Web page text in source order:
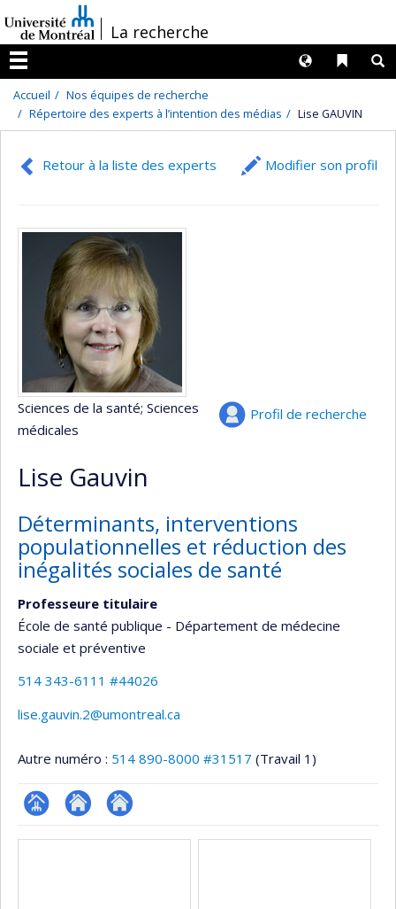
au
contenu
/La recherche
Menu
Liens
Langues
Accueil
Nos équipes de recherche
Répertoire des experts à l’intention des médias
Lise GAUVIN
Retour à la liste des experts Modifier son profil
Profil de recherche
Sciences de la santé; Sciences
médicales
Lise Gauvin
Déterminants, interventions
populationnelles et réduction des
inégalités sociales de santé
Professeure titulaire
École de santé publique - Département de médecine
sociale et préventive
514 343-6111 #44026
lise.gauvin.2@umontreal.ca
Autre numéro : 514 890-8000 #31517 (Travail 1)
Page Site
Autre
Médias